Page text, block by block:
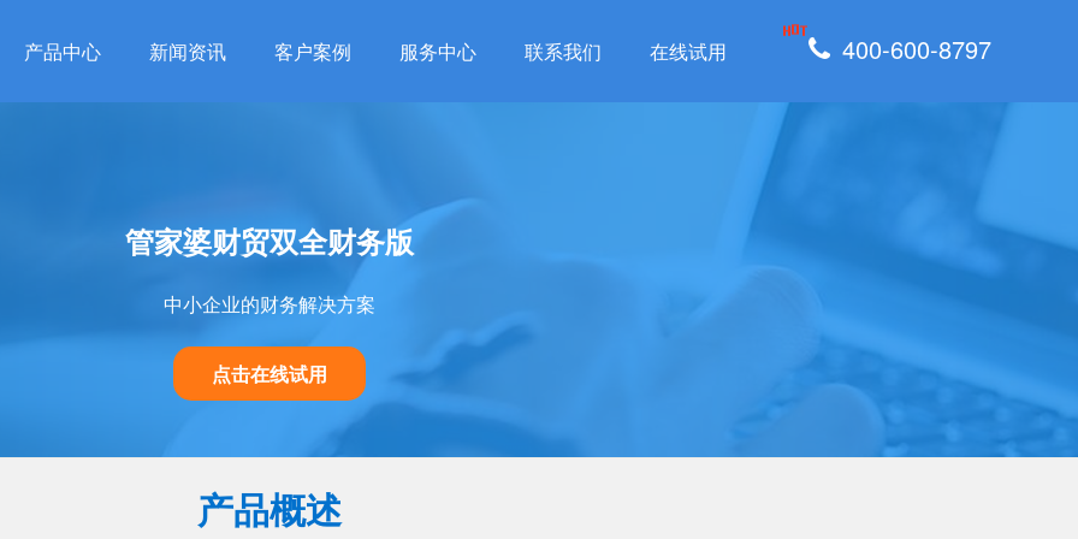
产品中心 新闻资讯 客户案例 服务中心 联系我们 在线试用 400-600-8797
管家婆财贸双全财务版
中小企业的财务解决方案
点击在线试用
产品概述